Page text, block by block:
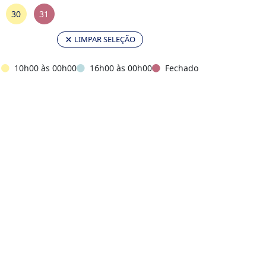
30 31
LIMPAR SELEÇÃO
10h00 às 00h00 16h00 às 00h00 Fechado